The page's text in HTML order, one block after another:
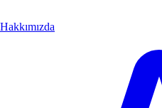
Hakkımızda